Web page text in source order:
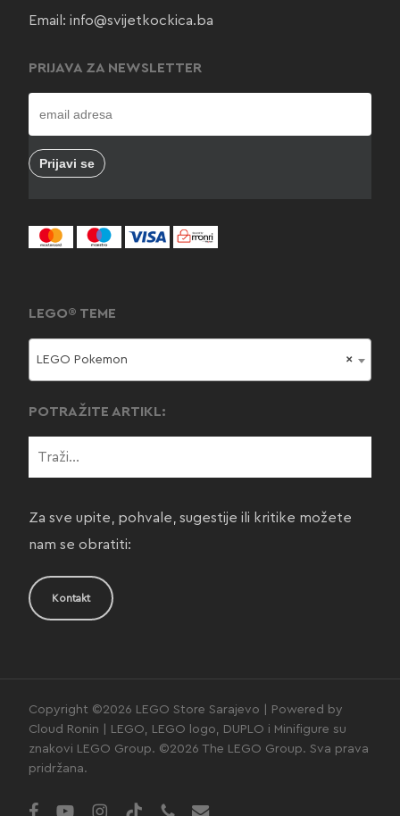
Email: info@svijetkockica.ba
PRIJAVA ZA NEWSLETTER
LEGO® TEME
×
LEGO Pokemon
POTRAŽITE ARTIKL:
Za sve upite, pohvale, sugestije ili kritike možete
nam se obratiti:
Kontakt
Copyright ©2026 LEGO Store Sarajevo | Powered by
Cloud Ronin | LEGO, LEGO logo, DUPLO i Minifigure su
znakovi LEGO Group. ©2026 The LEGO Group. Sva prava
pridržana.
facebookyoutubeinstagram
tiktok phoneemail